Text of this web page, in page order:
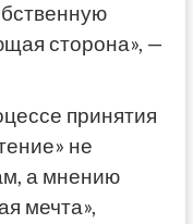
сторона», —
принятия
не
а мнению
мечта»,